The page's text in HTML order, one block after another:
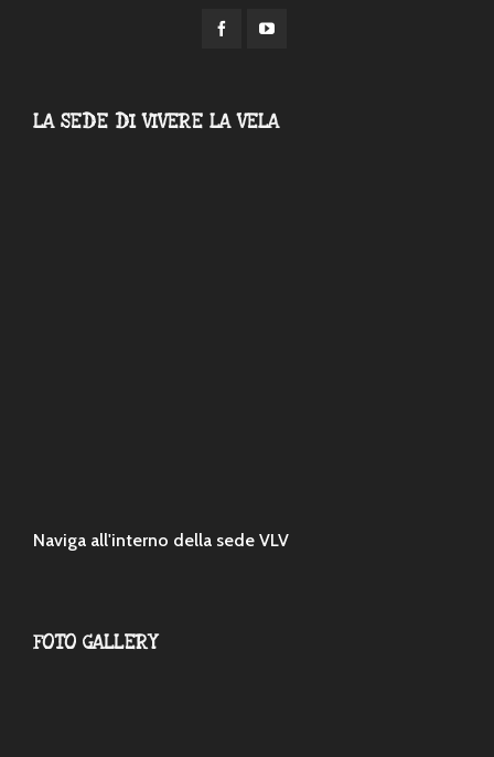
LA SEDE DI VIVERE LA VELA
Naviga all'interno della sede VLV
FOTO GALLERY